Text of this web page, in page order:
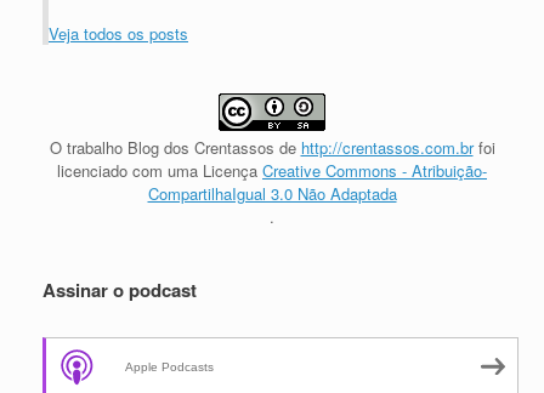
Veja todos os posts
O trabalho Blog dos Crentassos de http://crentassos.com.brfoi
licenciado com uma Licença Creative Commons - Atribuição-
CompartilhaIgual 3.0 Não Adaptada
.
Assinar o podcast
Apple Podcasts